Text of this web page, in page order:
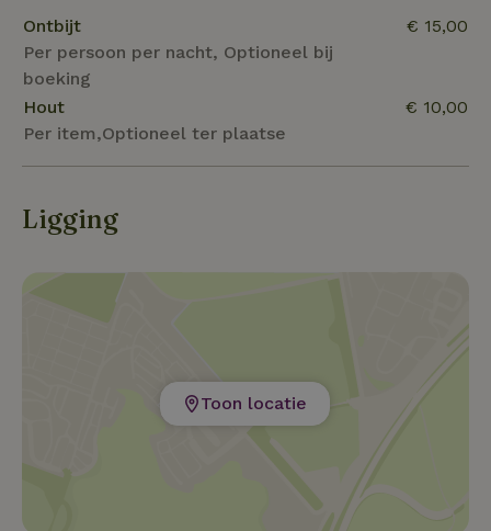
Ontbijt
Per persoon per nacht, Optioneel bij
boeking
€ 15,00
Hout
Per item,Optioneel ter plaatse
€ 10,00
Ligging
Toon locatie